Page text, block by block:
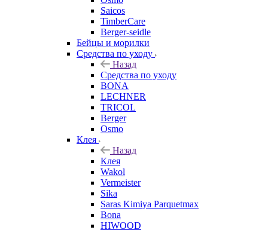
Saicos
TimberCare
Berger-seidle
Бейцы и морилки
Средства по уходу
Назад
Средства по уходу
BONA
LECHNER
TRICOL
Berger
Osmo
Клея
Назад
Клея
Wakol
Vermeister
Sika
Saras Kimiya Parquetmax
Bona
HIWOOD